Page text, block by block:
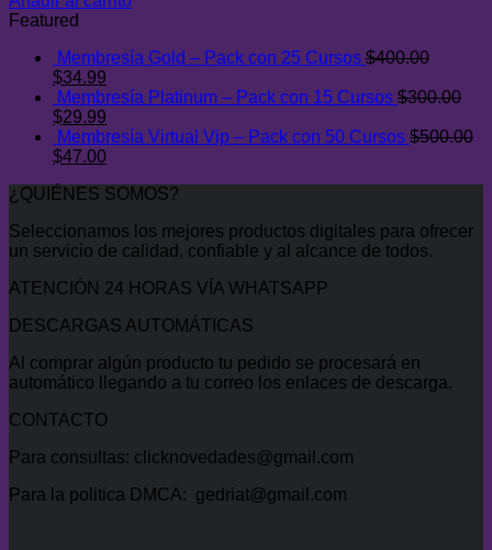
original
$25.00.$5.00.
Featured
Membresía Gold – Pack con 25 Cursos $400.00
El
precio
original
era:
$400.00.
$34.99
precio
es:
$34.99.
Membresía Platinum – Pack con 15 Cursos $300.00
El
precio
original
$300.00.
$29.99
precio
actual
$29.99.
Membresía Virtual Vip – Pack con 50 Cursos $500.00
El
original
$500.00.
$47.00El
actual
$47.00.
¿QUIÉNES SOMOS?
Seleccionamos los mejores productos digitales para ofrecer
un servicio de calidad, confiable y al alcance de todos.
ATENCIÓN 24 HORAS VÍA WHATSAPP
DESCARGAS AUTOMÁTICAS
Al comprar algún producto tu pedido se procesará en
automático llegando a tu correo los enlaces de descarga.
CONTACTO
Para consultas: clicknovedades@gmail.com
Para la politica DMCA: gedriat@gmail.com